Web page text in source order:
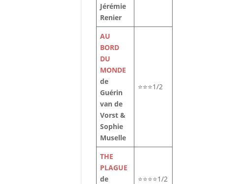
Jérémie
Renier
AU
BORD
DU
MONDE
de
Guérin
van de
Vorst &
Sophie
Muselle
⭐⭐⭐1/2
THE
PLAGUE
de
⭐⭐⭐⭐1/2